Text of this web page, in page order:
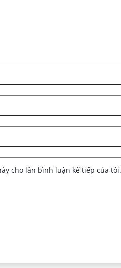
cho lần bình luận kế tiếp của tôi.